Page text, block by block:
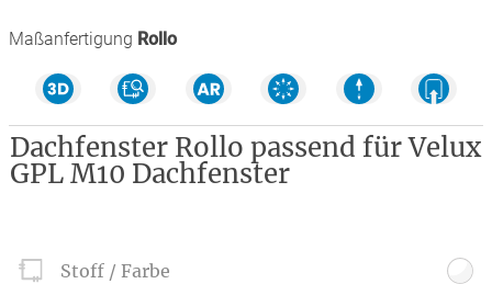
Maßanfertigung Rollo
Dachfenster Rollo passend für Velux
GPL M10 Dachfenster
Stoff / Farbe